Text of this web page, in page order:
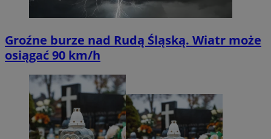
Groźne burze nad Rudą Śląską. Wiatr może
osiągać 90 km/h